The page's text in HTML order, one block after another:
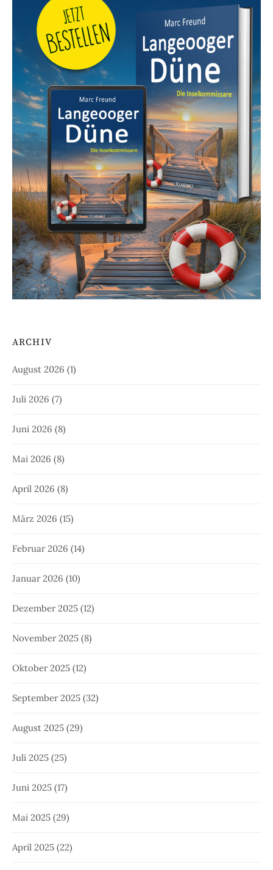
ARCHIV
August 2026 (1)
Juli 2026 (7)
Juni 2026 (8)
Mai 2026 (8)
April 2026 (8)
März 2026 (15)
Februar 2026 (14)
Januar 2026 (10)
Dezember 2025 (12)
November 2025 (8)
Oktober 2025 (12)
September 2025 (32)
August 2025 (29)
Juli 2025 (25)
Juni 2025 (17)
Mai 2025 (29)
April 2025 (22)